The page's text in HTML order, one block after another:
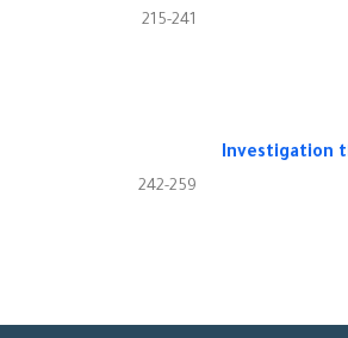
215-241
Investigation
242-259